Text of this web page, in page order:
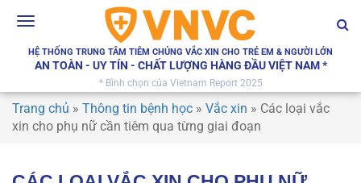
Toggle
HỆ THỐNG TRUNG TÂM TIÊM CHỦNG VẮC XIN CHO TRẺ EM & NGƯỜI LỚN
AN TOÀN - UY TÍN - CHẤT LƯỢNG HÀNG ĐẦU VIỆT NAM *
* Bình chọn của Vietnam Report 2025
Trang chủ » Thông tin bệnh học » Vắc xin » Các loại vắc
xin cho phụ nữ cần tiêm qua từng giai đoạn